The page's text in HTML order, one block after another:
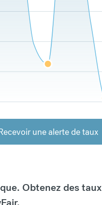
une alerte de taux
Obtenez des taux